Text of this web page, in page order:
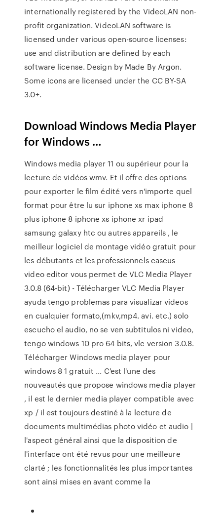
internationally registered by the VideoLAN non-
profit organization. VideoLAN software is
licensed under various open-source licenses:
use and distribution are defined by each
software license. Design by Made By Argon.
Some icons are licensed under the CC BY-SA
3.0+.
Download Windows Media Player
for Windows …
Windows media player 11 ou supérieur pour la
lecture de vidéos wmv. Et il offre des options
pour exporter le film édité vers n'importe quel
format pour être lu sur iphone xs max iphone 8
plus iphone 8 iphone xs iphone xr ipad
samsung galaxy htc ou autres appareils , le
meilleur logiciel de montage vidéo gratuit pour
les débutants et les professionnels easeus
video editor vous permet de VLC Media Player
3.0.8 (64-bit) - Télécharger VLC Media Player
ayuda tengo problemas para visualizar videos
en cualquier formato,(mkv,mp4. avi. etc.) solo
escucho el audio, no se ven subtitulos ni video,
tengo windows 10 pro 64 bits, vlc version 3.0.8.
Télécharger Windows media player pour
windows 8 1 gratuit ... C'est l'une des
nouveautés que propose windows media player
, il est le dernier media player compatible avec
xp / il est toujours destiné à la lecture de
documents multimédias photo vidéo et audio |
l'aspect général ainsi que la disposition de
l'interface ont été revus pour une meilleure
clarté ; les fonctionnalités les plus importantes
sont ainsi mises en avant comme la